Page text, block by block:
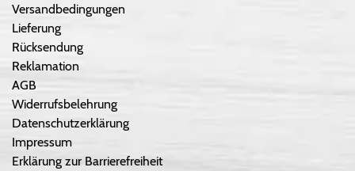
Versandbedingungen
Lieferung
Rücksendung
Reklamation
AGB
Widerrufsbelehrung
Datenschutzerklärung
Impressum
Erklärung zur Barrierefreiheit